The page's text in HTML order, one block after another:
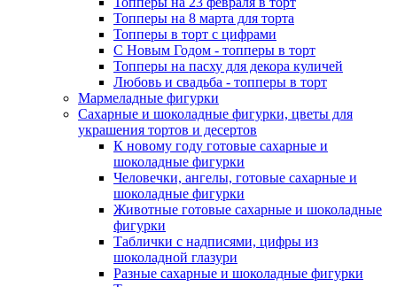
Топперы на 8 марта для торта
Топперы в торт с цифрами
С Новым Годом - топперы в торт
Топперы на пасху для декора куличей
Любовь и свадьба - топперы в торт
Мармеладные фигурки
Сахарные и шоколадные фигурки, цветы для
украшения тортов и десертов
К новому году готовые сахарные и
шоколадные фигурки
Человечки, ангелы, готовые сахарные и
шоколадные фигурки
Животные готовые сахарные и шоколадные
фигурки
Таблички с надписями, цифры из
шоколадной глазури
Разные сахарные и шоколадные фигурки